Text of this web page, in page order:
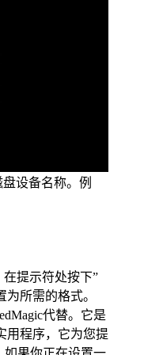
设备名称。例
提示符处按下”
所需的格式。
代替。它是
用程序，它为您提